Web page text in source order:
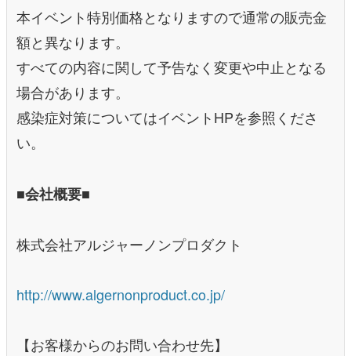
本イベント特別価格となりますので通常の販売金
額と異なります。
すべての内容に関して予告なく変更や中止となる
場合があります。
感染症対策についてはイベントHPを参照くださ
い。
■会社概要■
株式会社アルジャーノンプロダクト
http://www.algernonproduct.co.jp/
【お客様からのお問い合わせ先】